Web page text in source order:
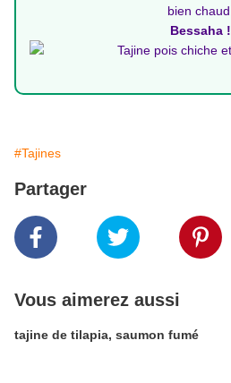
bien chaud.
Bessaha !
#Tajines
Partager
Vous aimerez aussi
tajine de tilapia, saumon fumé